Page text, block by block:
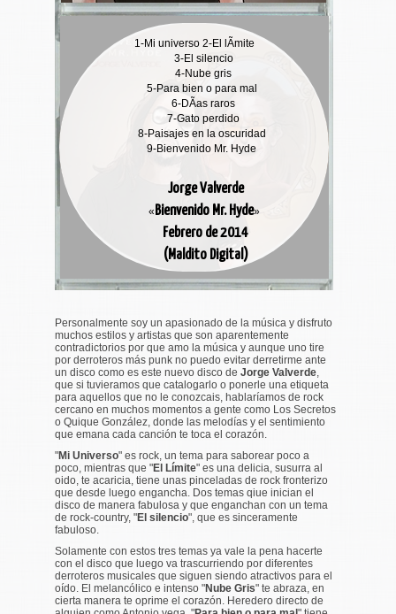
1-Mi universo 2-El lÃ­mite
3-El silencio
4-Nube gris
5-Para bien o para mal
6-DÃ­as raros
7-Gato perdido
8-Paisajes en la oscuridad
9-Bienvenido Mr. Hyde
Jorge Valverde
« Bienvenido Mr. Hyde»
Febrero de 2014
(Maldito Digital)
Personalmente soy un apasionado de la música y disfruto
muchos estilos y artistas que son aparentemente
contradictorios por que amo la música y aunque uno tire
por derroteros más punk no puedo evitar derretirme ante
un disco como es este nuevo disco de Jorge Valverde
que si tuvieramos que catalogarlo o ponerle una etiqueta
para aquellos que no le conozcais, hablaríamos de rock
cercano en muchos momentos a gente como Los Secretos
o Quique González, donde las melodías y el sentimiento
que emana cada canción te toca el corazón.
"Mi Universo" es rock, un tema para saborear poco a
poco, mientras que "El Límite" es una delicia, susurra al
oido, te acaricia, tiene unas pinceladas de rock fronterizo
que desde luego engancha. Dos temas qiue inician el
disco de manera fabulosa y que enganchan con un tema
de rock-country, "El silencio", que es sinceramente
fabuloso.
Solamente con estos tres temas ya vale la pena hacerte
con el disco que luego va trascurriendo por diferentes
derroteros musicales que siguen siendo atractivos para el
oído. El melancólico e intenso "Nube Gris" te abraza, en
cierta manera te oprime el corazón. Heredero directo de